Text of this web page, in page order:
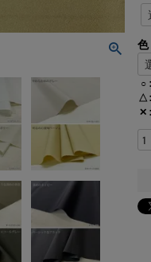
色
○
△
✕